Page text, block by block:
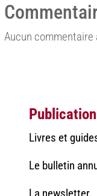
Aucun commentaire
Livres et
Le bulletin